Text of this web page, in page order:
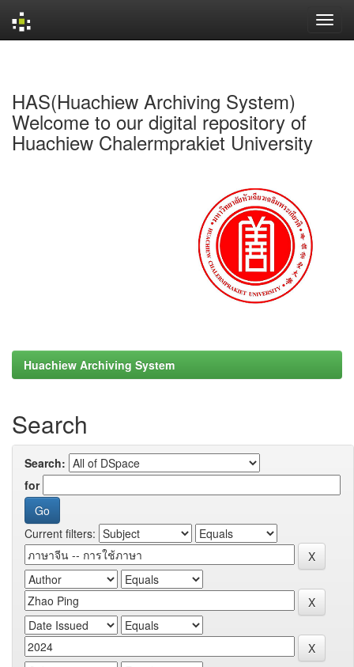
HAS(Huachiew Archiving System)
Welcome to our digital repository of
Huachiew Chalermprakiet University
Huachiew Archiving System
Search
Search:
for
Current filters: